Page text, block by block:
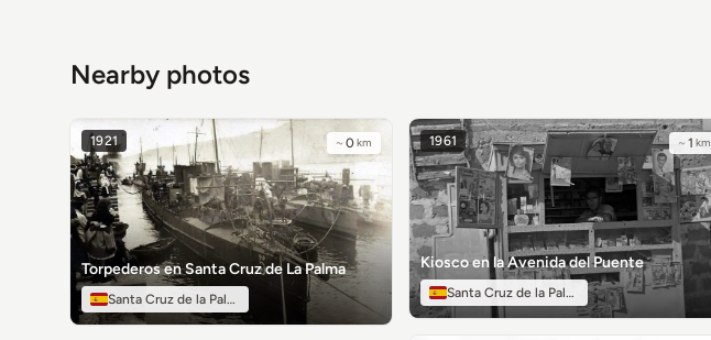
Nearby photos
1921 ~ 0km
Torpederos en Santa Cruz de La Palma
Santa Cruz de la Palma
1961 ~ 1 km
Kiosco en la Avenida del Puente
Santa Cruz de la Palma